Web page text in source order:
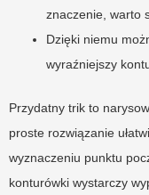
znaczenie, warto
Dzięki niemu
wyraźniejszy
Przydatny trik to
proste rozwiązanie
wyznaczeniu punktu
konturówki wystarczy